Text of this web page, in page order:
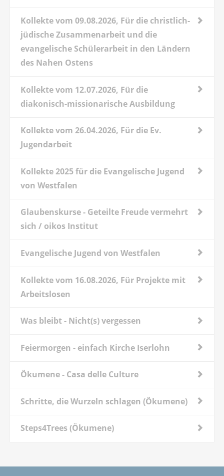
Kollekte vom 09.08.2026, Für die christlich-
jüdische Zusammenarbeit und die
evangelische Schülerarbeit in den Ländern
des Nahen Ostens
Kollekte vom 12.07.2026, Für die
diakonisch-missionarische Ausbildung
Kollekte vom 26.04.2026, Für die Ev.
Jugendarbeit
Kollekte 2025 für die Evangelische Jugend
von Westfalen
Glaubenskurse - Geteilte Freude vermehrt
sich / oikos Institut
Evangelische Jugend von Westfalen
Kollekte vom 16.08.2026, Für Projekte mit
Arbeitslosen
Was bleibt - Nicht(s) vergessen
Feiermorgen - einfach Kirche Iserlohn
Ökumene - Casa delle Culture
Schritte, die Wurzeln schlagen (Ökumene)
Steps4Trees (Ökumene)